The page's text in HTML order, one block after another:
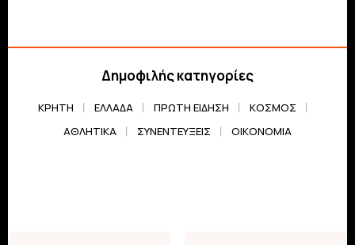
Δημοφιλής κατηγορίες
ΚΡΗΤΗ ΕΛΛΆΔΑ ΠΡΏΤΗ ΕΊΔΗΣΗ
ΚΌΣΜΟΣ
ΑΘΛΗΤΙΚΆ
ΣΥΝΕΝΤΕΎΞΕΙΣ ΟΙΚΟΝΟΜΊΑ